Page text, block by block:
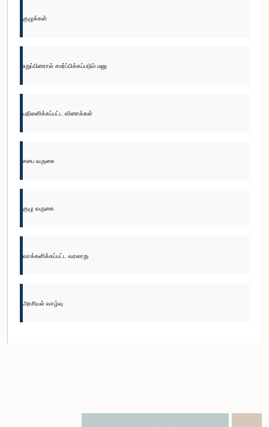
குழுக்கள்
உறுப்பினரால் சமர்ப்பிக்கப்படும் மனு
பதிலளிக்கப்பட்ட வினாக்கள்
சபை வருகை
குழு வருகை
வாக்களிக்கப்பட்ட வரலாறு
அரசியல் வாழ்வு